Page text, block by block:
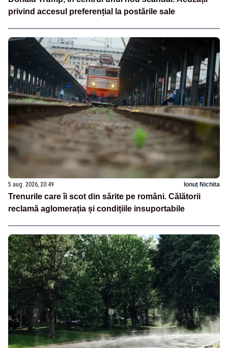
privind accesul preferențial la postările sale
5 aug. 2026, 20:49 Ionuț Nichita
Trenurile care îi scot din sărite pe români. Călătorii
reclamă aglomerația și condițiile insuportabile